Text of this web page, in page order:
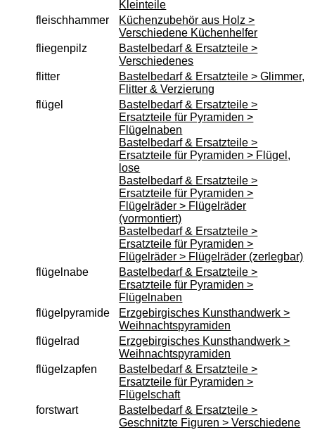
Kleinteile
fleischhammer
Küchenzubehör aus Holz >
Verschiedene Küchenhelfer
fliegenpilz
Bastelbedarf & Ersatzteile >
Verschiedenes
flitter
Bastelbedarf & Ersatzteile > Glimmer,
Flitter & Verzierung
flügel
Bastelbedarf & Ersatzteile >
Ersatzteile für Pyramiden >
Flügelnaben
Bastelbedarf & Ersatzteile >
Ersatzteile für Pyramiden > Flügel,
lose
Bastelbedarf & Ersatzteile >
Ersatzteile für Pyramiden >
Flügelräder > Flügelräder
(vormontiert)
Bastelbedarf & Ersatzteile >
Ersatzteile für Pyramiden >
Flügelräder > Flügelräder (zerlegbar)
flügelnabe
Bastelbedarf & Ersatzteile >
Ersatzteile für Pyramiden >
Flügelnaben
flügelpyramide
Erzgebirgisches Kunsthandwerk >
Weihnachtspyramiden
flügelrad
Erzgebirgisches Kunsthandwerk >
Weihnachtspyramiden
flügelzapfen
Bastelbedarf & Ersatzteile >
Ersatzteile für Pyramiden >
Flügelschaft
forstwart
Bastelbedarf & Ersatzteile >
Geschnitzte Figuren > Verschiedene